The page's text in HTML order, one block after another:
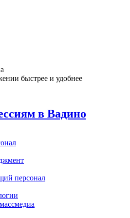
быстрее и удобнее
в Вадино
персонал